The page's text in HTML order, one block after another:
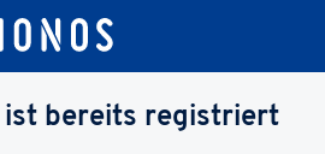
ist bereits registriert